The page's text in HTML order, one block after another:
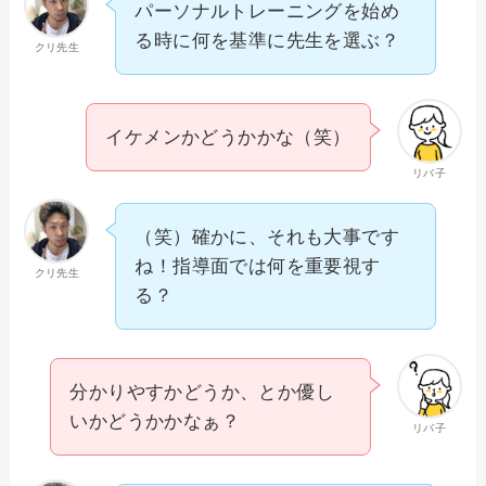
クリ先生
パーソナルトレーニングを始め
る時に何を基準に先生を選ぶ？
リバ子
イケメンかどうかかな（笑）
クリ先生
（笑）確かに、それも大事です
ね！指導面では何を重要視す
る？
リバ子
分かりやすかどうか、とか優し
いかどうかかなぁ？